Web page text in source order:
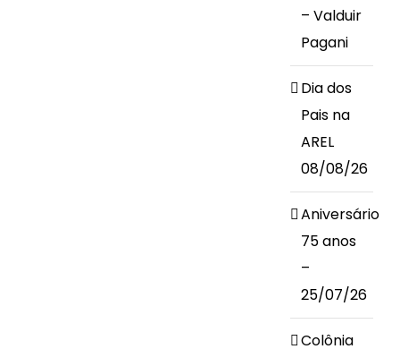
– Valduir
Pagani
Dia dos
Pais na
AREL
08/08/26
Aniversário
75 anos
–
25/07/26
Colônia